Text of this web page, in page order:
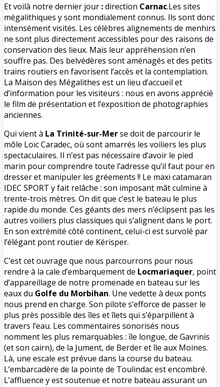
Et voilà notre dernier jour :direction Carnac.Les sites
mégalithiques y sont mondialement connus. Ils sont donc
intensément visités. Les célèbres alignements de menhirs
ne sont plus directement accessibles pour des raisons de
conservation des lieux. Mais leur appréhension n’en
souffre pas. Des belvédères sont aménagés et des petits
trains routiers en favorisent l’accès et la contemplation.
La Maison des Mégalithes est un lieu d’accueil et
d’information pour les visiteurs : nous en avons apprécié
le film de présentation et l’exposition de photographies
anciennes.
Qui vient à La Trinité-sur-Merse doit de parcourir le
môle Loïc Caradec, où sont amarrés les voiliers les plus
spectaculaires. Il n’est pas nécessaire d’avoir le pied
marin pour comprendre toute l’adresse qu’il faut pour en
dresser et manipuler les gréements !! Le maxi catamaran
IDEC SPORT y fait relâche : son imposant mât culmine à
trente-trois mètres. On dit que c’est le bateau le plus
rapide du monde. Ces géants des mers n’éclipsent pas les
autres voiliers plus classiques qui s’alignent dans le port.
En son extrémité côté continent, celui-ci est survolé par
l’élégant pont routier de Kérisper.
C’est cet ouvrage que nous parcourrons pour nous
rendre à la cale d’embarquement de Locmariaquer, point
d’appareillage de notre promenade en bateau sur les
eaux du Golfe du Morbihan. Une vedette à deux ponts
nous prend en charge. Son pilote s’efforce de passer le
plus près possible des îles et îlets qui s’éparpillent à
travers l’eau. Les commentaires sonorisés nous
nomment les plus remarquables : île longue, de Gavrinis
(et son cairn), de la Jument, de Berder et île aux Moines.
Là, une escale est prévue dans la course du bateau.
L’embarcadère de la pointe de Toulindac est encombré.
L’affluence y est soutenue et notre bateau assurant un